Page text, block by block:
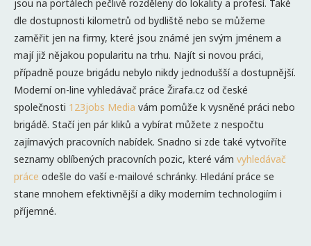
jsou na portálech pečlivě rozděleny do lokality a profesí. Také
dle dostupnosti kilometrů od bydliště nebo se můžeme
zaměřit jen na firmy, které jsou známé jen svým jménem a
mají již nějakou popularitu na trhu. Najít si novou práci,
případně pouze brigádu nebylo nikdy jednodušší a dostupnější.
Moderní on-line vyhledávač práce Žirafa.cz od české
společnosti 123jobs Media vám pomůže k vysněné práci nebo
brigádě. Stačí jen pár kliků a vybírat můžete z nespočtu
zajímavých pracovních nabídek. Snadno si zde také vytvoříte
seznamy oblíbených pracovních pozic, které vám vyhledávač
práce odešle do vaší e-mailové schránky. Hledání práce se
stane mnohem efektivnější a díky moderním technologiím i
příjemné.